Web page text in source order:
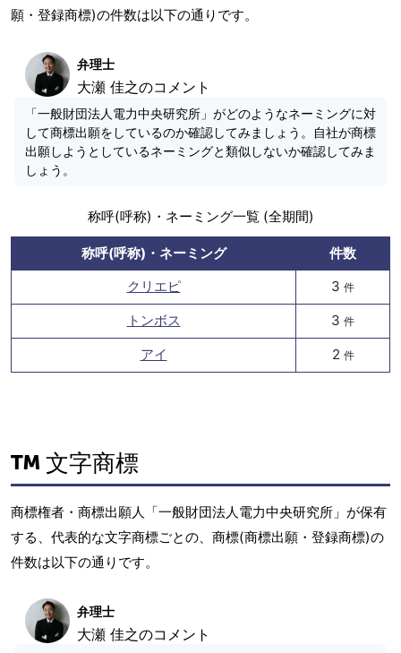
願・登録商標)の件数は以下の通りです。
弁理士
大瀬 佳之のコメント
「一般財団法人電力中央研究所」がどのようなネーミングに対
して商標出願をしているのか確認してみましょう。自社が商標
出願しようとしているネーミングと類似しないか確認してみま
しょう。
称呼(呼称)・ネーミング一覧 (全期間)
称呼(呼称)・ネーミング
件数
クリエピ
3 件
トンボス 3 件
アイ 2 件
文字商標
商標権者・商標出願人「一般財団法人電力中央研究所」が保有
する、代表的な文字商標ごとの、商標(商標出願・登録商標)の
件数は以下の通りです。
弁理士
大瀬 佳之のコメント